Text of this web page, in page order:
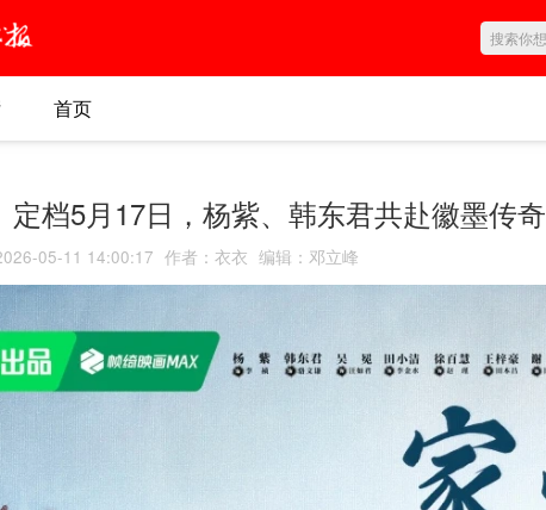
首页
定档5月17日，杨紫、韩东君共赴徽墨传奇
05-11 14:00:17 作者 ： 衣衣 编辑 ： 邓立峰